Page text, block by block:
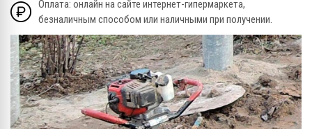
Оплата: онлайн на сайте интернет-гипермаркета,
безналичным способом или наличными при получении.